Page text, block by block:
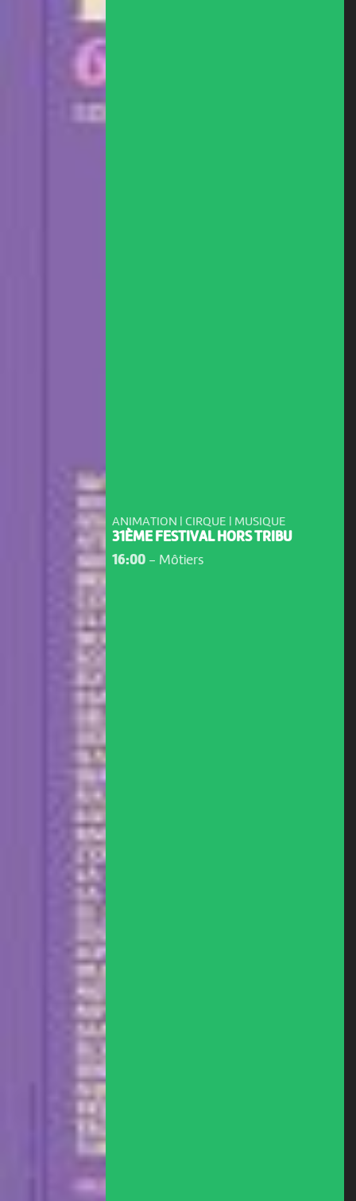
ANIMATION | CIRQUE | MUSIQUE
31ÈME FESTIVAL HORS TRIBU
16:00- Môtiers